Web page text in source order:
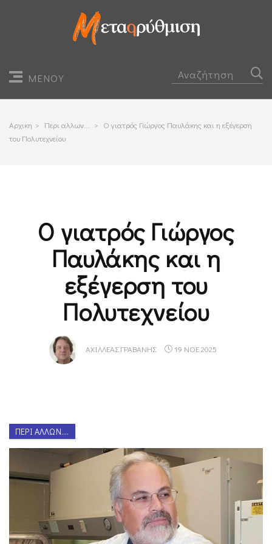
ΜΕΝΟΥ
Αρχικη > Περι αλλων.... > Ο γιατρός Γιώργος Παυλάκης και η εξέγερση
του Πολυτεχνείου
Ο γιατρός Γιώργος
Παυλάκης και η
εξέγερση του
Πολυτεχνείου
ΑΧΙΛΛΈΑΣ ΓΡΑΒΆΝΗΣ 19 ΝΟΕ 2025
ΠΕΡΊ ΆΛΛΩΝ....